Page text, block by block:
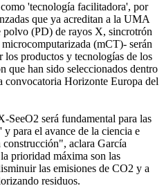
'tecnología facilitadora', por
que ya acreditan a la UMA
(PD) de rayos X, sincrotrón
(mCT)- serán
los productos y tecnologías de los
que han sido seleccionados dentro
convocatoria Horizonte Europa del
SeeO2 será fundamental para las
y para el avance de la ciencia e
aclara García
prioridad máxima son las
las emisiones de CO2 y a
residuos.